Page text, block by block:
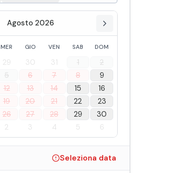
Agosto 2026
MER GIO VEN SAB DOM
29 30 31 1
2
5 6 7 8
9
12 13 14 15
16
19 20 21 22
23
26 27 28 29
30
2 3 4 5 6
Seleziona data